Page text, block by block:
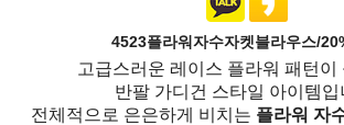
4523플라워자수자켓블라우스/
고급스러운 레이스 플라워 패턴이
반팔 가디건 스타일 아이템입
전체적으로 은은하게 비치는 플라워 자